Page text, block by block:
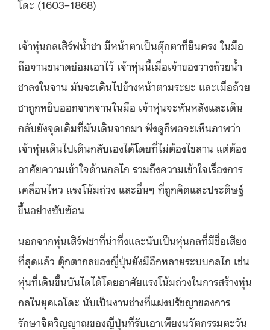
โดะ (1603–1868)
เจ้าหุ่นกลเสิร์ฟน้ำชา มีหน้าตาเป็นตุ๊กตาที่ยืนตรง ในมือ
ถือจานขนาดย่อมเอาไว้ เจ้าหุ่นนี้เมื่อเจ้าของวางถ้วยน้ำ
ชาลงในจาน มันจะเดินไปข้างหน้าตามระยะ และเมื่อถ้วย
ชาถูกหยิบออกจากจานในมือ เจ้าหุ่นจะหันหลังและเดิน
กลับยังจุดเดิมที่มันเดินจากมา ฟังดูก็พอจะเห็นภาพว่า
เจ้าหุ่นเดินไปเดินกลับเองได้โดยที่ไม่ต้องไขลาน แต่ต้อง
อาศัยความเข้าใจด้านกลไก รวมถึงความเข้าใจเรื่องการ
เคลื่อนไหว แรงโน้มถ่วง และอื่นๆ ที่ถูกคิดและประดิษฐ์
ขึ้นอย่างซับซ้อน
นอกจากหุ่นเสิร์ฟชาที่น่าทึ่งและนับเป็นหุ่นกลที่มีชื่อเสียง
ที่สุดแล้ว ตุ๊กตากลของญี่ปุ่นยังมีอีกหลายระบบกลไก เช่น
หุ่นที่เดินขึ้นบันไดได้โดยอาศัยแรงโน้มถ่วงในการสร้างหุ่น
กลในยุคเอโดะ นับเป็นงานช่างที่แฝงปรัชญาของการ
รักษาจิตวิญญาณของญี่ปุ่นที่รับเอาเพียงนวัตกรรมตะวัน